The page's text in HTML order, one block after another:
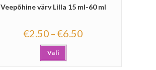
Veepõhine värv Lilla 15 ml-60 ml
€2.50 –€6.50
Vali